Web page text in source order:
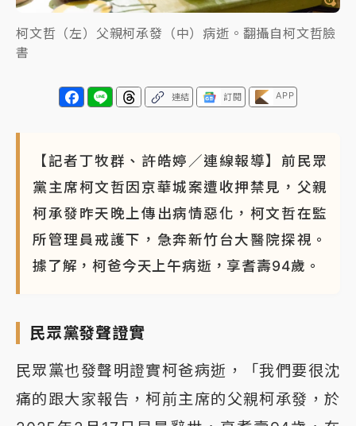
柯文哲（左）父親柯承發（中）病逝。翻攝自柯文哲臉
書
連結 訂閱 APP
【記者丁牧群、許皓婷／連線報導】前民眾
黨主席柯文哲因京華城案遭收押禁見，父親
柯承發昨天晚上傳出病情惡化，柯文哲在監
所管理員戒護下，急奔新竹台大醫院探視。
據了解，柯爸今天上午病逝，享耆壽94歲。
民眾黨發聲證實
民眾黨也發聲明證實柯爸病逝，「我們要很沈
痛的跟大家報告，柯前主席的父親柯承發，於